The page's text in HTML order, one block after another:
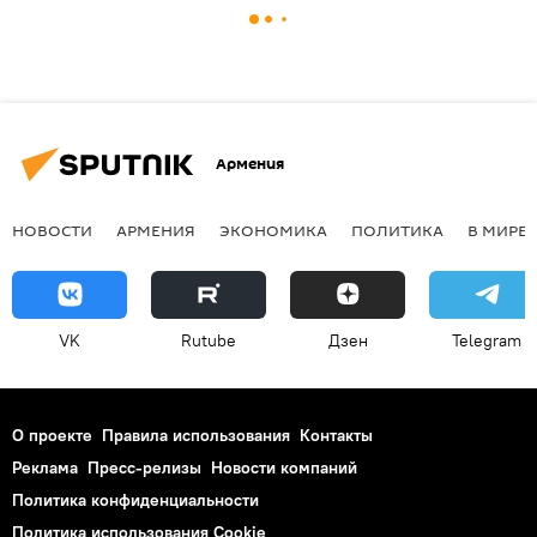
Армения
НОВОСТИ АРМЕНИЯ ЭКОНОМИКА ПОЛИТИКА В МИРЕ
VK Rutube Дзен Telegram
О проекте Правила использования Контакты
Реклама Пресс-релизы Новости компаний
Политика конфиденциальности
Политика использования Cookie